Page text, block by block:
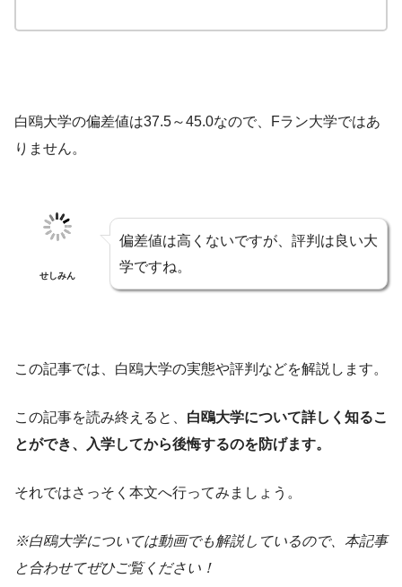
白鴎大学の偏差値は37.5～45.0なので、Fラン大学ではあ
りません。
せしみん
偏差値は高くないですが、評判は良い大
学ですね。
この記事では、白鴎大学の実態や評判などを解説します。
この記事を読み終えると、 白鴎大学について詳しく知るこ
とができ、入学してから後悔するのを防げます。
それではさっそく本文へ行ってみましょう。
※白鴎大学については動画でも解説しているので、本記事
と合わせてぜひご覧ください！